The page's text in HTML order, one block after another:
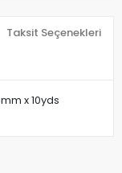
Taksit Seçenekleri
x 10yds